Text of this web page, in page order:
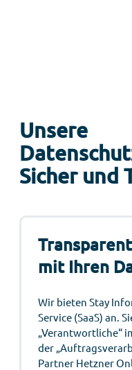
Unsere
Sicher und
mit Ihren
Wir bieten Stay
Service (SaaS) an.
„Verantwortliche“
der
Partner Hetzner